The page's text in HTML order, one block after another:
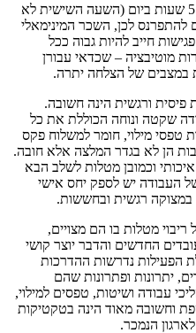
– טלמרקטינג יעיל פועל בין 4 ל 5 שעות ביום (השעה השישית לא
להתפרנס לכן, השכר המינימאלי
חייב להיות גבוה ככל
מוטיבציה – שכדאי עבורן
במצבים של הצלחה יתרה.
ורגשית הינה חשובה.
שקטה ונוחה הכוללת את כל
טפסי מילוי, חומר למשלוח פקס
הן לא בגדר המלצה אלא חובה.
וכמובן מטלות לשלב הבא
העבודה יש לספק יחס אישי
במצוקה רגשית ובחששות.
מטלות בו הם מצויים,
החדשים והדבר יוצר קושי
הפעילות נדרשות ההדרכות
יתרונות ופתרונות שהם
עבודה ושיטות, טפסים למילוי,
וחשובה מאוד הינה בטקטיקות
הנמכר.